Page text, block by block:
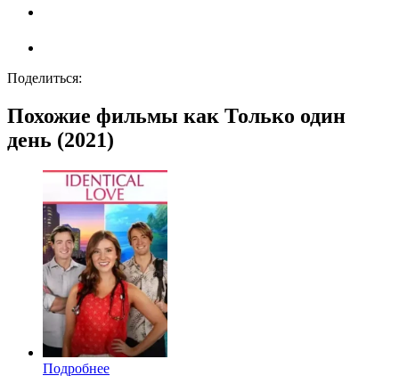
Поделиться:
Похожие фильмы как Только один
день (2021)
Подробнее